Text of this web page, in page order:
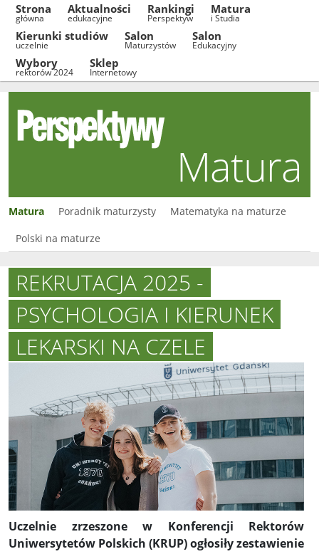
Strona
główna
Aktualności
edukacyjne
Rankingi
Perspektyw
Matura
i Studia
Kierunki studiów
uczelnie
Salon
Maturzystów
Salon
Edukacyjny
Wybory
rektorów 2024
Sklep
Internetowy
Matura
Matura Poradnik maturzysty
Matematyka na maturze
Polski na maturze
REKRUTACJA 2025 -
PSYCHOLOGIA I KIERUNEK
LEKARSKI NA CZELE
Uczelnie zrzeszone w Konferencji Rektorów
Uniwersytetów Polskich (KRUP) ogłosiły zestawienie